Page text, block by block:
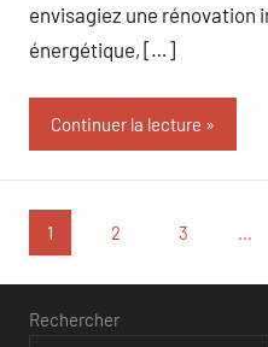
envisagiez une rénovation
énergétique, […]
Continuer la lecture
Pagination
des
publications
1 2 3 …
Rechercher